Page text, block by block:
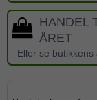
HANDEL
ÅRET
Eller se